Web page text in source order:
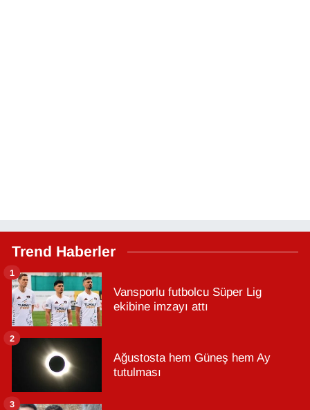
Trend Haberler
Vansporlu futbolcu Süper Lig
ekibine imzayı attı
1
Ağustosta hem Güneş hem Ay
tutulması
2
3